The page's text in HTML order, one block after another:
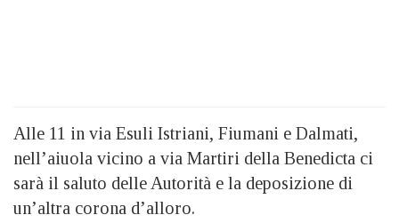
Alle 11 in via Esuli Istriani, Fiumani e Dalmati,
nell’aiuola vicino a via Martiri della Benedicta ci
sarà il saluto delle Autorità e la deposizione di
un’altra corona d’alloro.